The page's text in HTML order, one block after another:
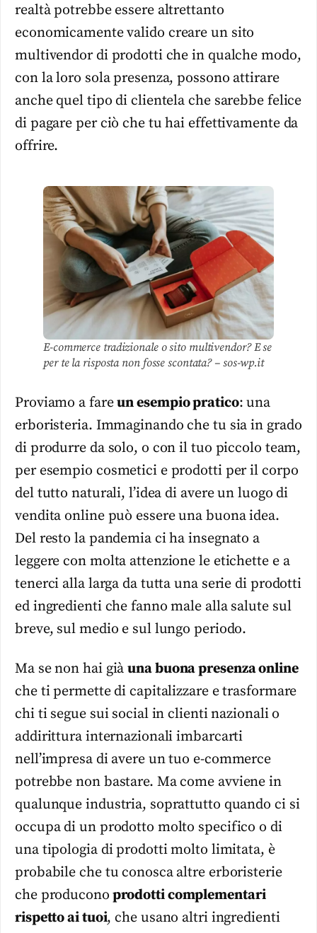
realtà potrebbe essere altrettanto
economicamente valido creare un sito
multivendor di prodotti che in qualche modo,
con la loro sola presenza, possono attirare
anche quel tipo di clientela che sarebbe felice
di pagare per ciò che tu hai effettivamente da
offrire.
E-commerce tradizionale o sito multivendor? E se
per te la risposta non fosse scontata? – sos-wp.it
Proviamo a fareun esempio pratico: una
erboristeria. Immaginando che tu sia in grado
di produrre da solo, o con il tuo piccolo team,
per esempio cosmetici e prodotti per il corpo
del tutto naturali, l’idea di avere un luogo di
vendita online può essere una buona idea.
Del resto la pandemia ci ha insegnato a
leggere con molta attenzione le etichette e a
tenerci alla larga da tutta una serie di prodotti
ed ingredienti che fanno male alla salute sul
breve, sul medio e sul lungo periodo.
Ma se non hai giàuna buona presenza online
che ti permette di capitalizzare e trasformare
chi ti segue sui social in clienti nazionali o
addirittura internazionali imbarcarti
nell’impresa di avere un tuo e-commerce
potrebbe non bastare. Ma come avviene in
qualunque industria, soprattutto quando ci si
occupa di un prodotto molto specifico o di
una tipologia di prodotti molto limitata, è
probabile che tu conosca altre erboristerie
che producono prodotti complementari
rispetto ai tuoi, che usano altri ingredienti